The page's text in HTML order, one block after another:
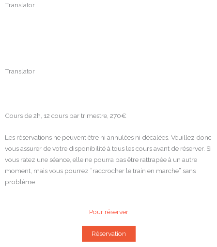
Translator
Translator
Cours de 2h, 12 cours par trimestre, 270€
Les réservations ne peuvent être ni annulées ni décalées. Veuillez donc
vous assurer de votre disponibilité à tous les cours avant de réserver. Si
vous ratez une séance, elle ne pourra pas être rattrapée à un autre
moment, mais vous pourrez “raccrocher le train en marche” sans
problème
Pour réserver
Réservation